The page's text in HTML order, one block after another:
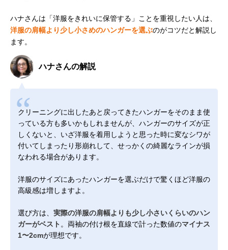
ハナさんは「洋服をきれいに保管する」ことを重視したい人は、
洋服の肩幅より少し小さめのハンガーを選ぶのがコツだと解説し
ます。
ハナさんの解説
クリーニングに出したあと戻ってきたハンガーをそのまま使
っている方も多いかもしれませんが、ハンガーのサイズが正
しくないと、いざ洋服を着用しようと思った時に変なシワが
付いてしまったり形崩れして、せっかくの綺麗なラインが損
なわれる場合があります。
洋服のサイズにあったハンガーを選ぶだけで驚くほど洋服の
高級感は増しますよ。
選び方は、 実際の洋服の肩幅よりも少し小さいくらいのハン
ガーがベスト 。両袖の付け根を直線で計った数値のマイナス
1〜2cmが理想です。